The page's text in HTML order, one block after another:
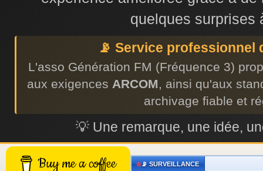
quelques surprises
📡 Service professionnel
L'asso Génération FM (Fréquence 3)
aux exigences ARCOM, ainsi qu'aux
archivage fiable et
💡 Une remarque, une idée,
Buy me a coffee 📡 SURVEILLANCE